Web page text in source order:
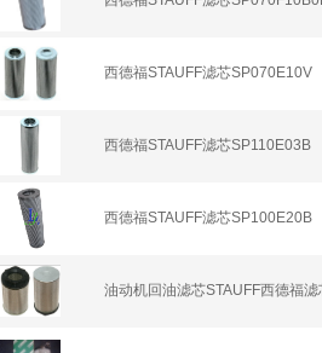
西德福STAUFF滤芯SP070E10V
西德福STAUFF滤芯SP110E03B
西德福STAUFF滤芯SP100E20B
油动机回油滤芯STAUFF西德福